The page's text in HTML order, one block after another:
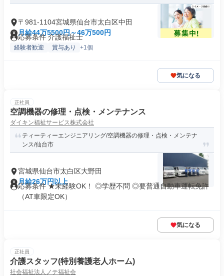
〒981-1104宮城県仙台市太白区中田
月給44万5500円～46万500円
応募条件 介護福祉士
経験者歓迎 賞与あり +1個
気になる
正社員
空調機器の修理・点検・メンテナンス
ダイキン福祉サービス株式会社
ティーティーエンジニアリング/空調機器の修理・点検・メンテナ
ンス/仙台市
宮城県仙台市太白区大野田
月給26万円以上
応募条件 ★未経験OK！ ◎学歴不問 ◎要普通自動車運転免許
（AT車限定OK）
気になる
正社員
介護スタッフ(特別養護老人ホーム)
社会福祉法人ノテ福祉会